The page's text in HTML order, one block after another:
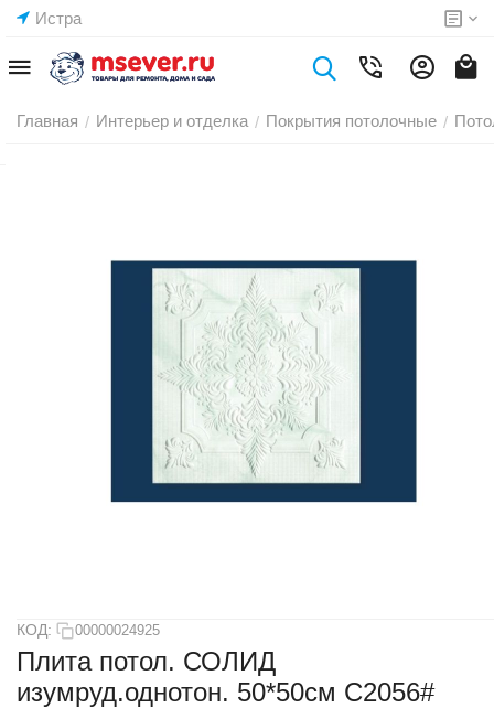
Истра
Главная / Интерьер и отделка / Покрытия потолочные /
КОД: 00000024925
Плита потол. СОЛИД
изумруд.однотон. 50*50см С2056#